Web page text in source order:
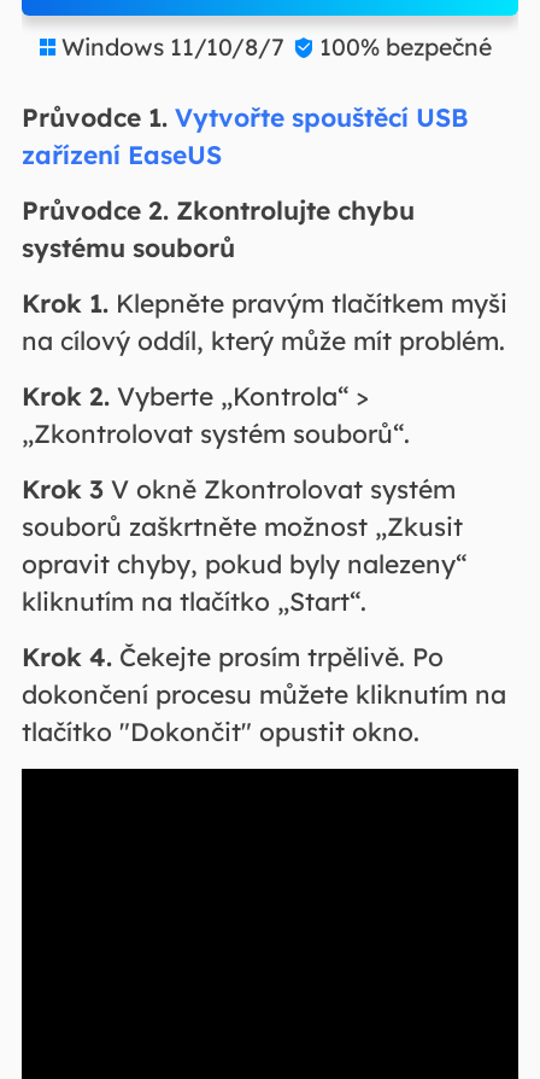
 Windows 11/10/8/7  100% bezpečné
Průvodce 1. Vytvořte spouštěcí USB
zařízení EaseUS
Průvodce 2. Zkontrolujte chybu
systému souborů
Krok 1.Klepněte pravým tlačítkem myši
na cílový oddíl, který může mít problém.
Krok 2.Vyberte „Kontrola“ >
„Zkontrolovat systém souborů“.
Krok 3V okně Zkontrolovat systém
souborů zaškrtněte možnost „Zkusit
opravit chyby, pokud byly nalezeny“
kliknutím na tlačítko „Start“.
Krok 4.Čekejte prosím trpělivě. Po
dokončení procesu můžete kliknutím na
tlačítko "Dokončit" opustit okno.